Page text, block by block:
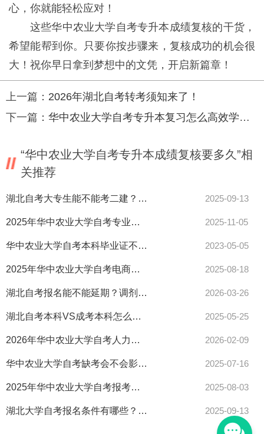
心，你就能轻松应对！
这些华中农业大学自考专升本成绩复核的干货，
希望能帮到你。只要你按步骤来，复核成功的机会很
大！祝你早日拿到梦想中的文凭，开启新篇章！
上一篇： 2026年湖北自考转考须知来了！
下一篇： 华中农业大学自考专升本复习怎么高效学习？实用技巧分享
“华中农业大学自考专升本成绩复核要多久”相
关推荐
湖北自考大专生能不能考二建？报考条件完整指南来了！ 2025-09-13
2025年华中农业大学自考专业推荐！湖北考生必看热门清单 2025-11-05
华中农业大学自考本科毕业证不见了怎么办？ 2023-05-05
2025年华中农业大学自考电商专科报名费多少？速看清单！ 2025-08-18
湖北自考报名能不能延期？调剂申请怎么操作？ 2026-03-26
湖北自考本科VS成考本科怎么选？报考指南全解读！ 2025-05-25
2026年华中农业大学自考人力资源管理本科报名条件怎么报？ 2026-02-09
华中农业大学自考缺考会不会影响录取？看这里！ 2025-07-16
2025年华中农业大学自考报考疑问解析大全！ 2025-08-03
湖北大学自考报名条件有哪些？最新解答来了！ 2025-09-13